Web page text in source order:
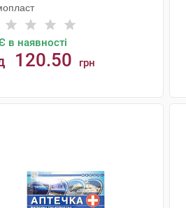
в наявності
120.50 грн